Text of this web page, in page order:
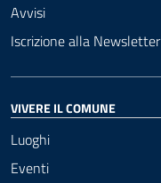
Avvisi
Iscrizione alla Newsletter
VIVERE IL COMUNE
Luoghi
Eventi